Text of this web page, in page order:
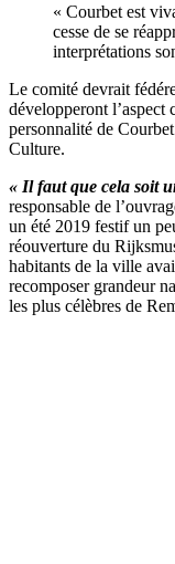
« Courbet est
cesse de se
interprétations
Le comité devrait
développeront l’aspect
personnalité de
Culture.
« Il faut que cela soit
responsable de
un été 2019 festif un
réouverture du
habitants de la ville
recomposer grandeur
les plus célèbres de